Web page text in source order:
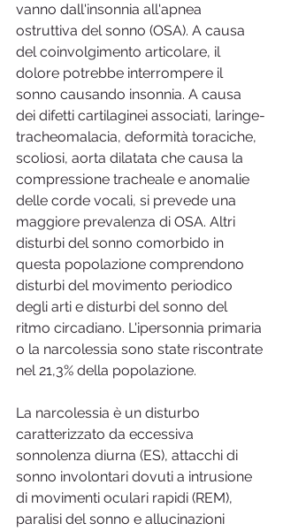
vanno dall'insonnia all'apnea
ostruttiva del sonno (OSA). A causa
del coinvolgimento articolare, il
dolore potrebbe interrompere il
sonno causando insonnia. A causa
dei difetti cartilaginei associati, laringe-
tracheomalacia, deformità toraciche,
scoliosi, aorta dilatata che causa la
compressione tracheale e anomalie
delle corde vocali, si prevede una
maggiore prevalenza di OSA. Altri
disturbi del sonno comorbido in
questa popolazione comprendono
disturbi del movimento periodico
degli arti e disturbi del sonno del
ritmo circadiano. L'ipersonnia primaria
o la narcolessia sono state riscontrate
nel 21,3% della popolazione.
La narcolessia è un disturbo
caratterizzato da eccessiva
sonnolenza diurna (ES), attacchi di
sonno involontari dovuti a intrusione
di movimenti oculari rapidi (REM),
paralisi del sonno e allucinazioni